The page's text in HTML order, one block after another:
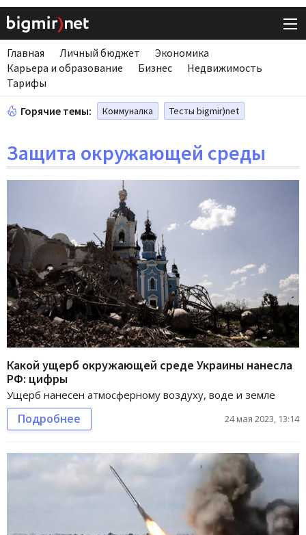
Главная Личный бюджет
Экономика
Карьера и образование
Бизнес
Недвижимость
Тарифы
Горячие темы: Коммуналка Тесты bigmir)net
Защита окружающей среды
Какой ущерб окружающей среде Украины нанесла
РФ: цифры
Ущерб нанесен атмосферному воздуху, воде и земле
Подробнее 24 мая 2023, 13:14